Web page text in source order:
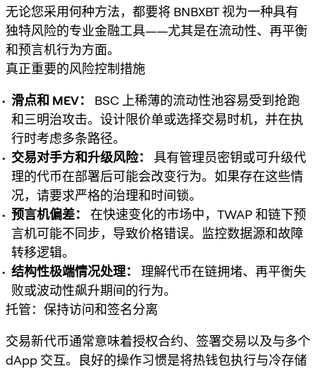
无论您采用何种方法，都要将 BNBXBT 视为一种具有
独特风险的专业金融工具——尤其是在流动性、再平衡
和预言机行为方面。
真正重要的风险控制措施
滑点和 MEV：
BSC 上稀薄的流动性池容易受到抢跑
和三明治攻击。设计限价单或选择交易时机，并在执
行时考虑多条路径。
交易对手方和升级风险：
具有管理员密钥或可升级代
理的代币在部署后可能会改变行为。如果存在这些情
况，请要求严格的治理和时间锁。
预言机偏差：
在快速变化的市场中，TWAP 和链下预
言机可能不同步，导致价格错误。监控数据源和故障
转移逻辑。
结构性极端情况处理：
理解代币在链拥堵、再平衡失
败或波动性飙升期间的行为。
托管：保持访问和签名分离
交易新代币通常意味着授权合约、签署交易以及与多个
dApp 交互。良好的操作习惯是将热钱包执行与冷存储